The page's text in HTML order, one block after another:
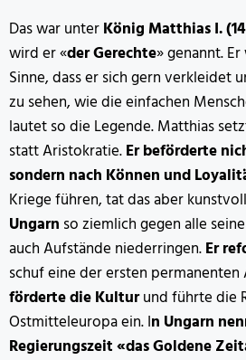
Das war unterKönig Matthias I.
wird er «der Gerechte» genannt.
Sinne, dass er sich gern verkleidet
zu sehen, wie die einfachen
lautet so die Legende. Matthias
statt Aristokratie.Er beförderte
sondern nach Können und
Kriege führen, tat das aber
Ungarn so ziemlich gegen alle
auch Aufstände niederringen.Er
schuf eine der ersten permanenten
förderte die Kulturund führte die
Ostmitteleuropa ein. In Ungarn
Regierungszeit «das Goldene